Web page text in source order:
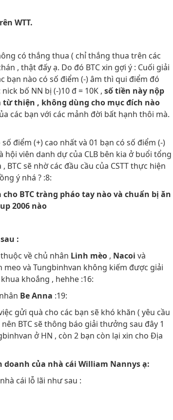
WTT.
có thắng thua ( chỉ thắng thua trên các
, thật đấy ạ. Do đó BTC xin gợi ý : Cuối giải
bạn nào có số điểm (-) âm thì qui điểm đó
bố NN bị (-)10 đ = 10K , số tiền này nộp
từ thiện , không dùng cho mục đích nào
các bạn với các mảnh đời bất hạnh thôi mà.
điểm (+) cao nhất và 01 bạn có số điểm (-)
hội viên danh dự của CLB bên kia ở buổi tổng
BTC sẽ nhờ các đầu cầu của CSTT thực hiện
ý nhá ? :8:
cho BTC tràng pháo tay nào và chuẩn bị ăn
2006 nào
:
về chủ nhân Linh mèo , Nacoi và
meo và Tungbinhvan không kiếm được giải
khoắng , hehhe :16:
Be Anna :19:
gửi quà cho các bạn sẽ khó khăn ( yêu cầu
BTC sẽ thông báo giải thưởng sau đây 1
ở HN , còn 2 bạn còn lại xin cho Địa
của nhà cái William Nannys ạ:
cái lỗ lãi như sau :